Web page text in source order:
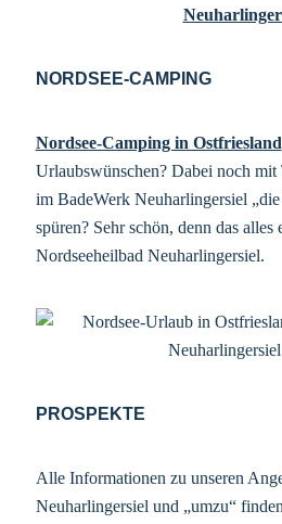
NORDSEE-CAMPING
Nordsee-Camping in Ostfriesland
Urlaubswünschen? Dabei noch
im BadeWerk Neuharlingersiel
spüren? Sehr schön, denn das
Nordseeheilbad Neuharlingersiel.
PROSPEKTE
Alle Informationen zu unseren
Neuharlingersiel und „umzu“